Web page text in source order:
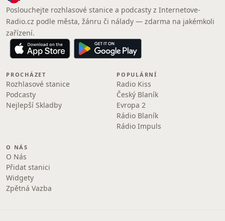
Poslouchejte rozhlasové stanice a podcasty z Internetove-
Radio.cz podle města, žánru či nálady — zdarma na jakémkoli
zařízení.
PROCHÁZET
Rozhlasové stanice
Podcasty
Nejlepší Skladby
POPULÁRNÍ
Radio Kiss
Český Blaník
Evropa 2
Rádio Blaník
Rádio Impuls
O NÁS
O Nás
Přidat stanici
Widgety
Zpětná Vazba